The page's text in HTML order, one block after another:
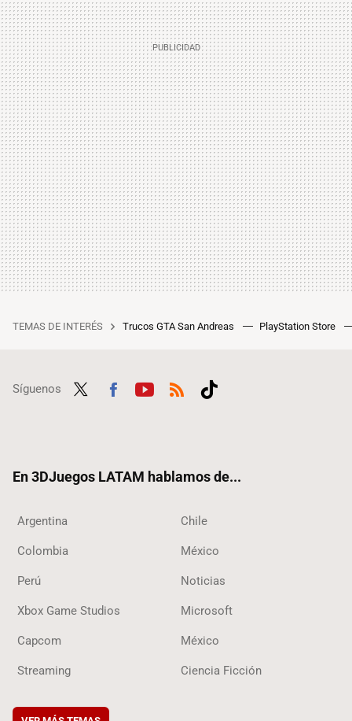
TEMAS DE INTERÉS Trucos GTA San Andreas PlayStation Store
Síguenos
En 3DJuegos LATAM hablamos de...
Argentina Chile
Colombia México
Perú Noticias
Xbox Game Studios Microsoft
Capcom México
Streaming Ciencia Ficción